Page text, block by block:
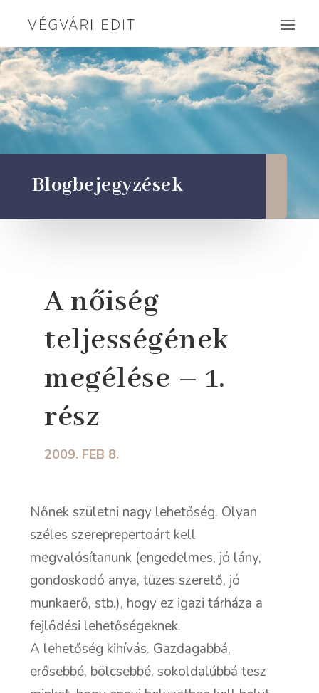
Blogbejegyzések
A nőiség
teljességének
megélése – 1.
rész
2009. FEB 8.
Nőnek születni nagy lehetőség. Olyan
széles szereprepertoárt kell
megvalósítanunk (engedelmes, jó lány,
gondoskodó anya, tüzes szerető, jó
munkaerő, stb.), hogy ez igazi tárháza a
fejlődési lehetőségeknek.
A lehetőség kihívás. Gazdagabbá,
erősebbé, bölcsebbé, sokoldalúbbá tesz